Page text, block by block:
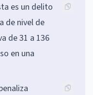
es un delito
de nivel de
de 31 a 136
en una